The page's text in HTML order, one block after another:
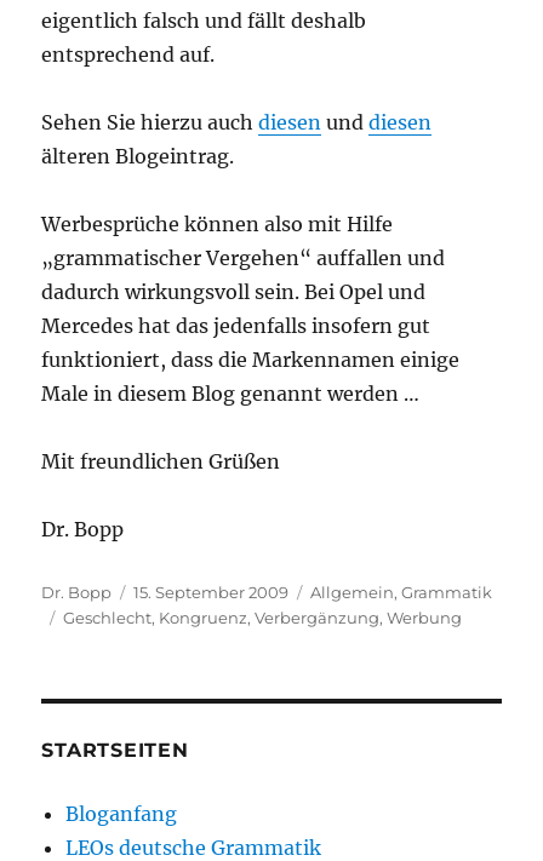
eigentlich falsch und fällt deshalb
entsprechend auf.
Sehen Sie hierzu auchdiesen unddiesen
älteren Blogeintrag.
Werbesprüche können also mit Hilfe
„grammatischer Vergehen“ auffallen und
dadurch wirkungsvoll sein. Bei Opel und
Mercedes hat das jedenfalls insofern gut
funktioniert, dass die Markennamen einige
Male in diesem Blog genannt werden …
Mit freundlichen Grüßen
Dr. Bopp
Autor
Dr. Bopp
Veröffentlicht
am
15. September 2009 Kategorien
Allgemein,Grammatik
Schlagwörter
Geschlecht, Kongruenz,Verbergänzung,Werbung
STARTSEITEN
Bloganfang
LEOs deutsche Grammatik